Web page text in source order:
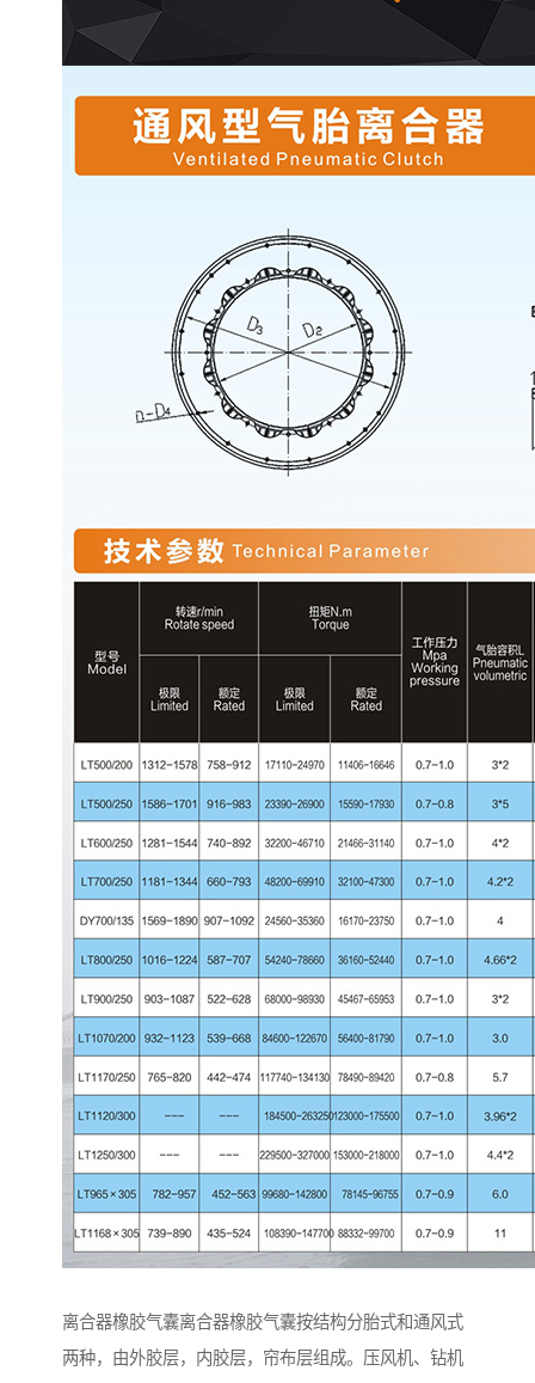
离合器橡胶气囊离合器橡胶气囊按结构分胎式和通风式
两种，由外胶层，内胶层，帘布层组成。压风机、钻机